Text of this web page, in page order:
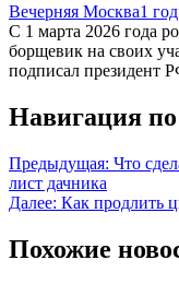
Вечерняя Москва1
С 1 марта 2026 года
борщевик на своих
подписал президент
Навигация
Предыдущая: Что
лист дачника
Далее: Как продлить
Похожие